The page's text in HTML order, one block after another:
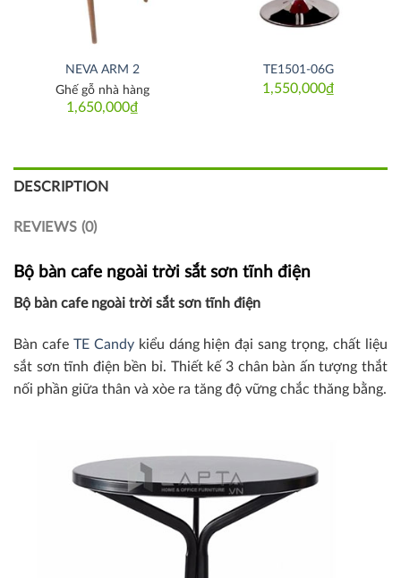
NEVA ARM 2
1,650,000₫
Ghế gỗ nhà hàng
TE1501-06G
1,550,000₫
DESCRIPTION
REVIEWS (0)
Bộ bàn cafe ngoài trời sắt sơn tĩnh điện
Bộ bàn cafe ngoài trời sắt sơn tĩnh điện
Bàn cafe TE Candykiểu dáng hiện đại sang trọng, chất liệu
sắt sơn tĩnh điện bền bỉ. Thiết kế 3 chân bàn ấn tượng thắt
nối phần giữa thân và xòe ra tăng độ vững chắc thăng bằng.